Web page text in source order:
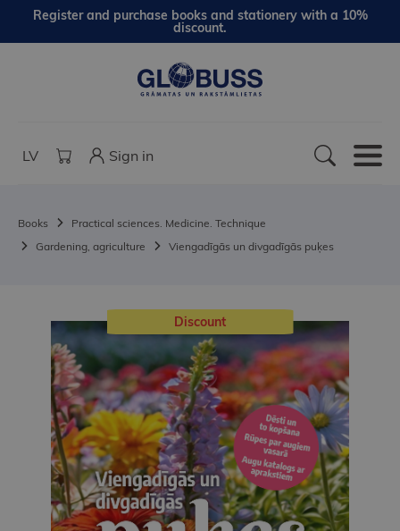
Register and purchase books and stationery with a 10%
discount.
LV Sign in
Books
Practical sciences. Medicine. Technique
Gardening, agriculture
Viengadīgās un divgadīgās puķes
Discount